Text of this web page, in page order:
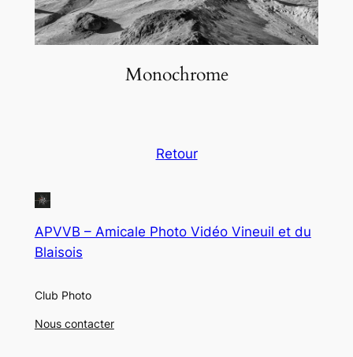
Monochrome
Retour
APVVB – Amicale Photo Vidéo Vineuil et du
Blaisois
Club Photo
Nous contacter